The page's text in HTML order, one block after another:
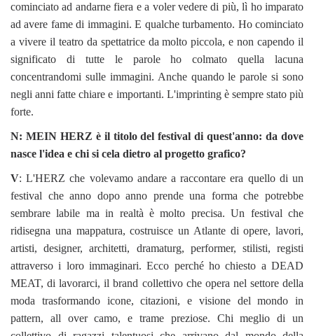
cominciato ad andarne fiera e a voler vedere di più, lì ho imparato
ad avere fame di immagini. E qualche turbamento. Ho cominciato
a vivere il teatro da spettatrice da molto piccola, e non capendo il
significato di tutte le parole ho colmato quella lacuna
concentrandomi sulle immagini. Anche quando le parole si sono
negli anni fatte chiare e importanti. L'imprinting è sempre stato più
forte.
N: MEIN HERZ è il titolo del festival di quest'anno: da dove
nasce l'idea e chi si cela dietro al progetto grafico?
V: L'HERZ che volevamo andare a raccontare era quello di un
festival che anno dopo anno prende una forma che potrebbe
sembrare labile ma in realtà è molto precisa. Un festival che
ridisegna una mappatura, costruisce un Atlante di opere, lavori,
artisti, designer, architetti, dramaturg, performer, stilisti, registi
attraverso i loro immaginari. Ecco perché ho chiesto a DEAD
MEAT, di lavorarci, il brand collettivo che opera nel settore della
moda trasformando icone, citazioni, e visione del mondo in
pattern, all over camo, e trame preziose. Chi meglio di un